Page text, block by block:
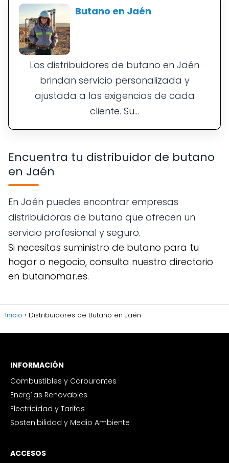
Butano en Jaén
Los distribuidores de butano en Jaén
brindan servicio personalizada y
ajustada a las exigencias de cada
cliente. Su...
Encuentra tu distribuidor de butano
en Jaén
En Jaén puedes encontrar empresas
distribuidoras de butano que ofrecen un
servicio profesional y seguro.
Si necesitas suministro de butano para tu
hogar o negocio, consulta nuestro directorio
en butanomar.es.
Inicio Distribuidores de Butano en Jaén
INFORMACIÓN
Combustibles y Carburantes
Energías Renovables
Electricidad y Tarifas
Sostenibilidad y Medio Ambiente
ACCESOS